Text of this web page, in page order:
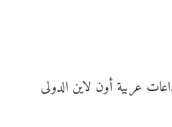
عربية أون لاين الدولى